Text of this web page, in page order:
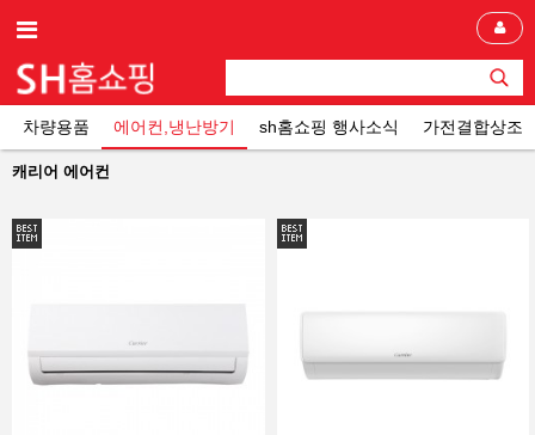
차량용품 에어컨,냉난방기 sh홈쇼핑 행사소식 가전결합상조
캐리어 에어컨